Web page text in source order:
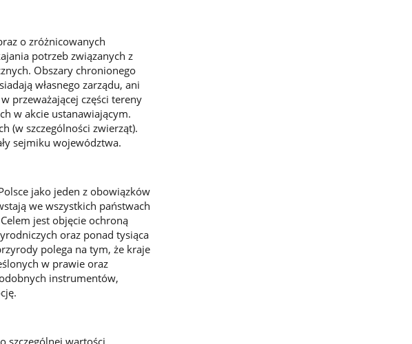
o zróżnicowanych
potrzeb związanych z
Obszary chronionego
własnego zarządu, ani
przeważającej części tereny
w akcie ustanawiającym.
(w szczególności zwierząt).
sejmiku województwa.
jako jeden z obowiązków
we wszystkich państwach
jest objęcie ochroną
oraz ponad tysiąca
polega na tym, że kraje
w prawie oraz
instrumentów,
szczególnej wartości